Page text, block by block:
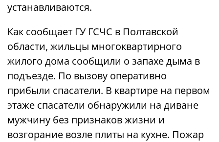
устанавливаются.
Как сообщает ГУ ГСЧС в Полтавской
области, жильцы многоквартирного
жилого дома сообщили о запахе дыма в
подъезде. По вызову оперативно
прибыли спасатели. В квартире на первом
этаже спасатели обнаружили на диване
мужчину без признаков жизни и
возгорание возле плиты на кухне. Пожар